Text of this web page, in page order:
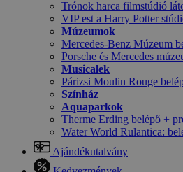
Trónok harca filmstúdió
VIP est a Harry Potter
Múzeumok
Mercedes-Benz Múzeum
Porsche és Mercedes
Musicalek
Párizsi Moulin Rouge
Színház
Aquaparkok
Therme Erding belépő +
Water World Rulantica:
Ajándékutalvány